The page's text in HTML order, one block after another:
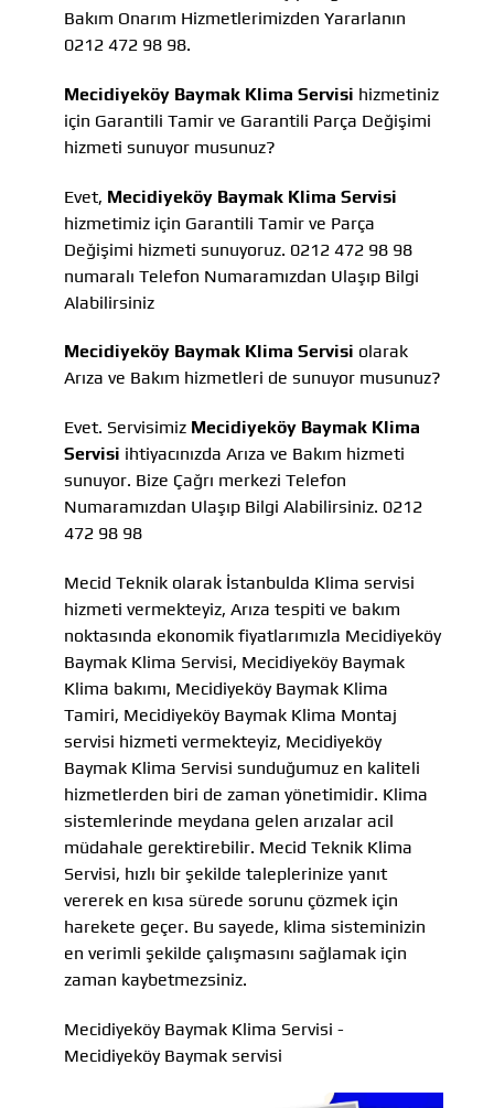
Bakım Onarım Hizmetlerimizden Yararlanın
0212 472 98 98.
Mecidiyeköy Baymak Klima Servisi hizmetiniz
için Garantili Tamir ve Garantili Parça Değişimi
hizmeti sunuyor musunuz?
Evet, Mecidiyeköy Baymak Klima Servisi
hizmetimiz için Garantili Tamir ve Parça
Değişimi hizmeti sunuyoruz. 0212 472 98 98
numaralı Telefon Numaramızdan Ulaşıp Bilgi
Alabilirsiniz
Mecidiyeköy Baymak Klima Servisi olarak
Arıza ve Bakım hizmetleri de sunuyor musunuz?
Evet. Servisimiz Mecidiyeköy Baymak Klima
Servisi ihtiyacınızda Arıza ve Bakım hizmeti
sunuyor. Bize Çağrı merkezi Telefon
Numaramızdan Ulaşıp Bilgi Alabilirsiniz. 0212
472 98 98
Mecid Teknik olarak İstanbulda Klima servisi
hizmeti vermekteyiz, Arıza tespiti ve bakım
noktasında ekonomik fiyatlarımızla Mecidiyeköy
Baymak Klima Servisi, Mecidiyeköy Baymak
Klima bakımı, Mecidiyeköy Baymak Klima
Tamiri, Mecidiyeköy Baymak Klima Montaj
servisi hizmeti vermekteyiz, Mecidiyeköy
Baymak Klima Servisi sunduğumuz en kaliteli
hizmetlerden biri de zaman yönetimidir. Klima
sistemlerinde meydana gelen arızalar acil
müdahale gerektirebilir. Mecid Teknik Klima
Servisi, hızlı bir şekilde taleplerinize yanıt
vererek en kısa sürede sorunu çözmek için
harekete geçer. Bu sayede, klima sisteminizin
en verimli şekilde çalışmasını sağlamak için
zaman kaybetmezsiniz.
Mecidiyeköy Baymak Klima Servisi -
Mecidiyeköy Baymak servisi